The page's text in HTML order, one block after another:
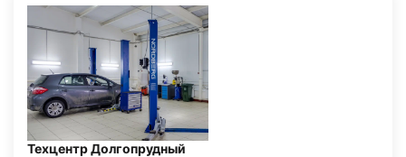
Техцентр Долгопрудный